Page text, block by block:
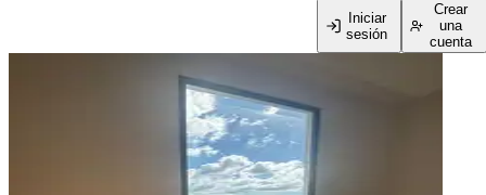
Iniciar
sesión
Crear
una
cuenta